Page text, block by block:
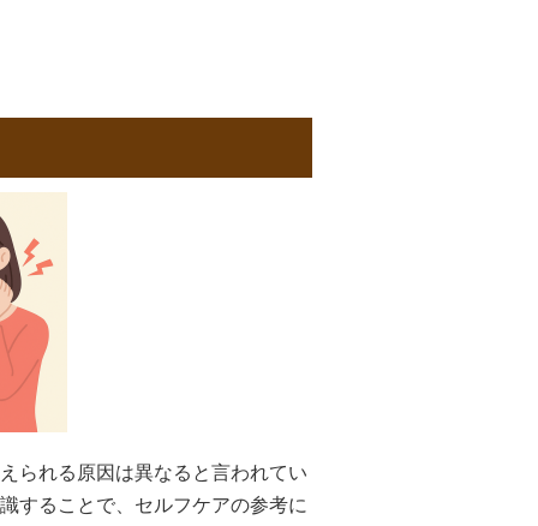
られる原因は異なると言われてい
することで、セルフケアの参考に